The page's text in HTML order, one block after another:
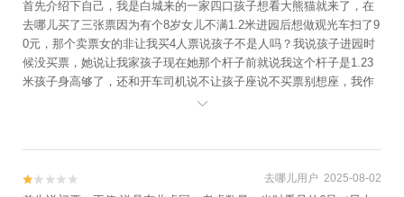
首先介绍下自己，我是白城来的一家四口孩子想看大熊猫就来了，在
去哪儿买了三张票因为有个8岁女儿不满1.2米进园后想做观光车扫了9
0元，那个卖票女的非让我买4人票说孩子不是人吗？我说孩子进园时
候没买票，她说让我家孩子现在她那个杆子前就说我这个杆子是1.23
米孩子身高够了，还和开车司机说不让孩子座说不买票别想座，我作
为外地游客也不想找麻烦看她那饿狠狠的样子我真想狠狠骂她一顿，


 去哪儿用户 2025-08-02